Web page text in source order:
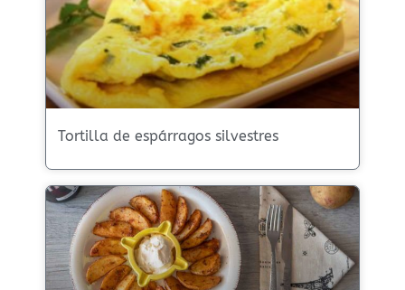
Tortilla de espárragos silvestres